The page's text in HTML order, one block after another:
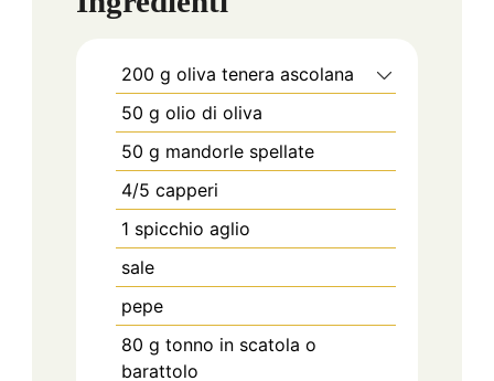
200 g oliva tenera ascolana
50 g olio di oliva
50 g mandorle spellate
4/5 capperi
1 spicchio aglio
sale
pepe
80 g tonno in scatola o
barattolo